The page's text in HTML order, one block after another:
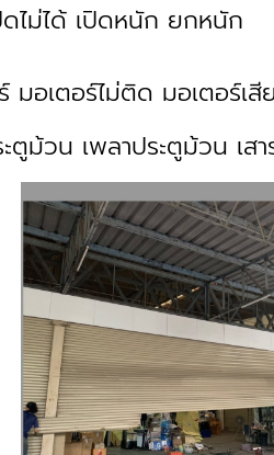
ไม่ได้ เปิดหนัก ยกหนัก
อเตอร์ไม่ติด มอเตอร์เสี
ตูม้วน เพลาประตูม้วน เ